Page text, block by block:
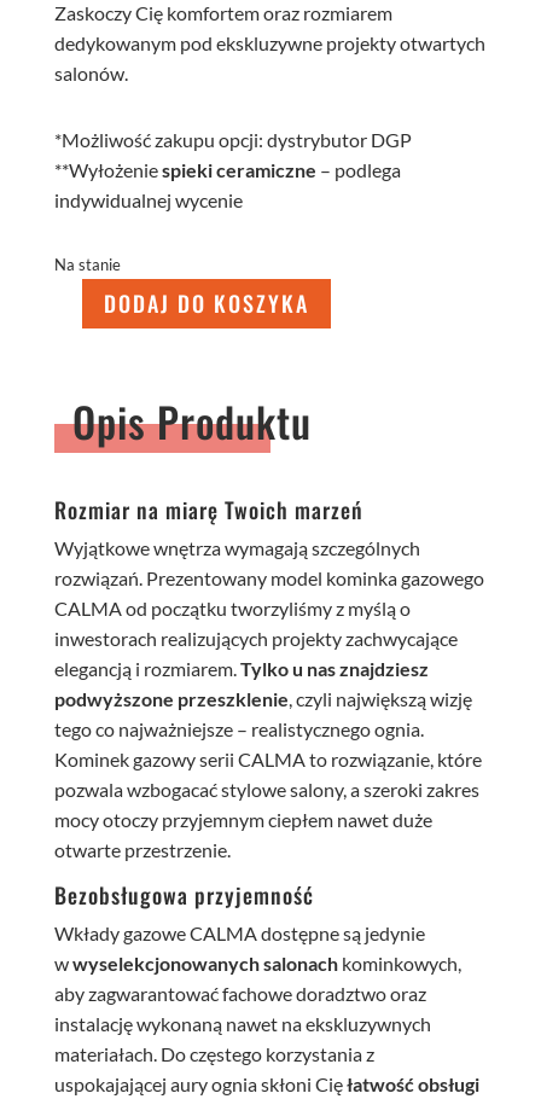
Zaskoczy Cię komfortem oraz rozmiarem
dedykowanym pod ekskluzywne projekty otwartych
salonów.
*Możliwość zakupu opcji: dystrybutor DGP
**Wyłożeniespieki ceramiczne – podlega
indywidualnej wycenie
Na stanie
DODAJ DO KOSZYKA
Opis Produktu
Rozmiar na miarę Twoich marzeń
Wyjątkowe wnętrza wymagają szczególnych
rozwiązań. Prezentowany model kominka gazowego
CALMA od początku tworzyliśmy z myślą o
inwestorach realizujących projekty zachwycające
elegancją i rozmiarem. Tylko u nas znajdziesz
podwyższone przeszklenie , czyli największą wizję
tego co najważniejsze – realistycznego ognia.
Kominek gazowy serii CALMA to rozwiązanie, które
pozwala wzbogacać stylowe salony, a szeroki zakres
mocy otoczy przyjemnym ciepłem nawet duże
otwarte przestrzenie.
Bezobsługowa przyjemność
Wkłady gazowe CALMA dostępne są jedynie
wwyselekcjonowanych salonachkominkowych,
aby zagwarantować fachowe doradztwo oraz
instalację wykonaną nawet na ekskluzywnych
materiałach. Do częstego korzystania z
uspokajającej aury ognia skłoni Cięłatwość obsługi